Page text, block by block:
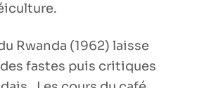
Rwanda (1962) laisse
fastes puis critiques